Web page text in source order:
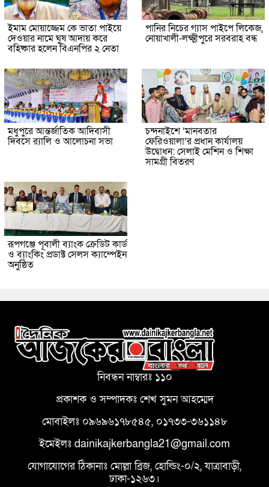
ইমাম মোয়াজ্জেম কে ভাতা পাইয়ে
দেওয়ার নামে ঘুষ আদায় করে
বহিষ্কার হলেন বিএনপির ২ নেতা
পানির নিচের গ্যাস পাইপে লিকেজ,
নোয়াখালী-লক্ষ্মীপুরে সরবরাহ বন্ধ
মধুপুরে আন্তর্জাতিক আদিবাসী
দিবসে র‍্যালি ও আলোচনা সভা
চন্দনাইশে ‘মানবতার
ফেরিওয়ালা’র প্রধান কার্যালয়
উদ্বোধন: সেলাই মেশিন ও শিক্ষা
সামগ্রী বিতরণ
রূপগঞ্জে পূবালী ব্যাংক ক্রেডিট কার্ড
ও ব্যাংকিং প্রডাক্ট সেলস ক্যাম্পেইন
অনুষ্ঠিত
নিবন্ধন নাম্বারঃ ১১০
প্রকাশক ও সম্পাদকঃ শেখ সুমন আহম্মেদ
মোবাইলঃ ০৯৬৯৬১৭৮৫৪৫, ০১৭৩৩-৩৬১১৪৮
ইমেইলঃ dainikajkerbangla21@gmail.com
যোগাযোগের ঠিকানাঃ মোল্লা ব্রিজ, হোল্ডিং-০/২, যাত্রাবাড়ী,
ঢাকা-১২৬৩।